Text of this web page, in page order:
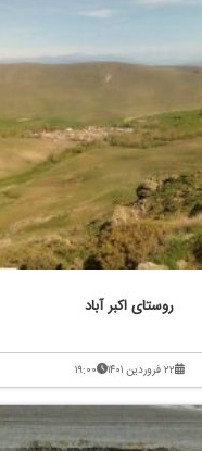
روستای اکبر آباد
۲۲ فروردین ۱۴۰۱ ۱۹:۰۰